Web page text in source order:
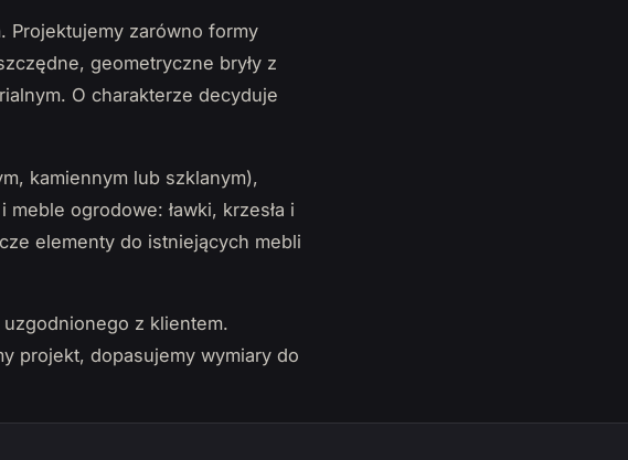
Projektujemy zarówno formy
geometryczne bryły z
O charakterze decyduje
kamiennym lub szklanym),
meble ogrodowe: ławki, krzesła i
elementy do istniejących mebli
z klientem.
projekt, dopasujemy wymiary do